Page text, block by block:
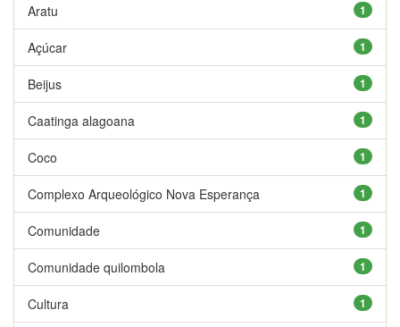
1
Aratu
1
Açúcar
1
Beijus
1
Caatinga alagoana
1
Coco
1
Complexo Arqueológico Nova Esperança
1
Comunidade
1
Comunidade quilombola
1
Cultura